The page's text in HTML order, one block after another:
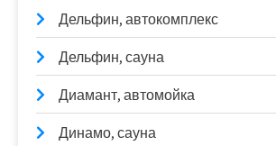
Дельфин, автокомплекс
Дельфин, сауна
Диамант, автомойка
Динамо, сауна